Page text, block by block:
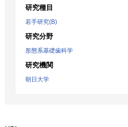
研究種目
若手研究(B)
研究分野
形態系基礎歯科学
研究機関
朝日大学